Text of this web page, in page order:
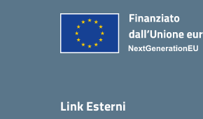
Link Esterni